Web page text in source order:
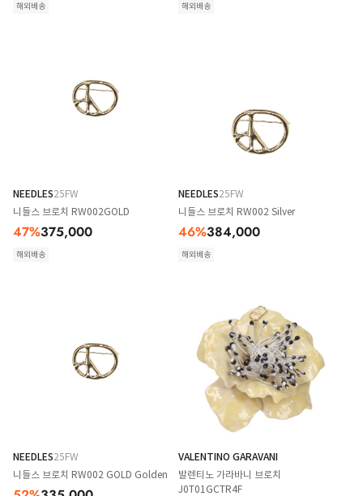
해외배송 해외배송
NEEDLES25FW
니들스 브로치 RW002GOLD
47%375,000
해외배송
NEEDLES25FW
니들스 브로치 RW002 Silver
46%384,000
해외배송
NEEDLES25FW
니들스 브로치 RW002 GOLD Golden
VALENTINO GARAVANI
발렌티노 가라바니 브로치
J0T01GCTR4F